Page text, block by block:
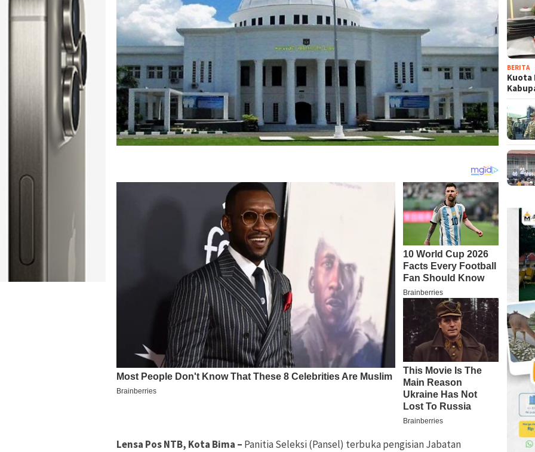
Lensa Pos NTB, Kota Bima – Panitia Seleksi (Pansel) terbuka pengisian Jabatan
BERITA
Kuota